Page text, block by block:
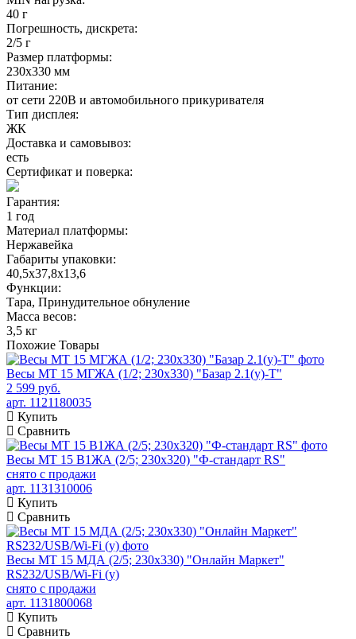
40 г
Погрешность, дискрета:
2/5 г
Размер платформы:
230х330 мм
Питание:
от сети 220В и автомобильного прикуривателя
Тип дисплея:
ЖК
Доставка и самовывоз:
есть
Сертификат и поверка:
Гарантия:
1 год
Материал платформы:
Нержавейка
Габариты упаковки:
40,5х37,8х13,6
Функции:
Тара, Принудительное обнуление
Масса весов:
3,5 кг
Похожие Товары
Весы МТ 15 МГЖА (1/2; 230х330) "Базар 2.1(у)-Т"
2 599 руб.
арт. 1121180035
Купить
Сравнить
Весы МТ 15 В1ЖА (2/5; 230х320) "Ф-стандарт RS"
снято с продажи
арт. 1131310006
Купить
Сравнить
Весы МТ 15 МДА (2/5; 230х330) "Онлайн Маркет"
RS232/USB/Wi-Fi (у)
снято с продажи
арт. 1131800068
Купить
Сравнить